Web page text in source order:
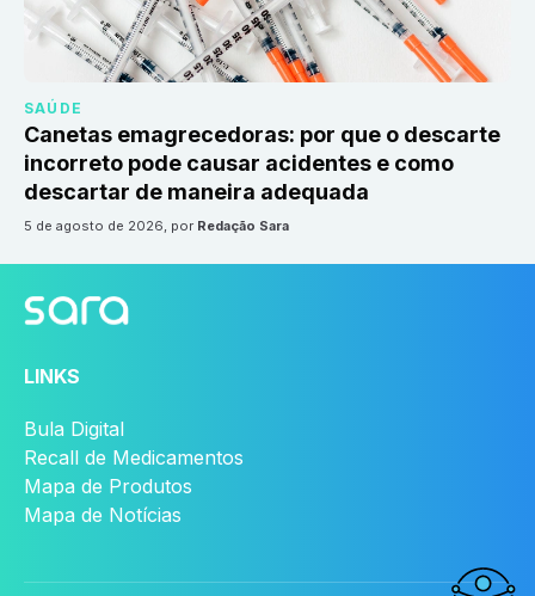
SAÚDE
Canetas emagrecedoras: por que o descarte
incorreto pode causar acidentes e como
descartar de maneira adequada
5 de agosto de 2026, por Redação Sara
LINKS
Bula Digital
Recall de Medicamentos
Mapa de Produtos
Mapa de Notícias